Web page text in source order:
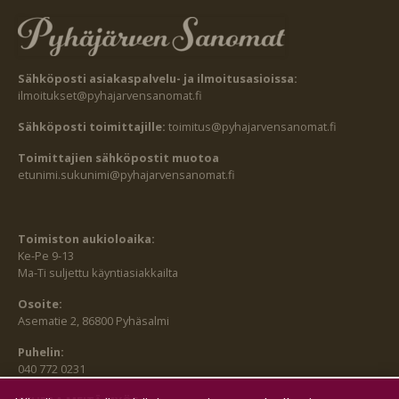
Sähköposti asiakaspalvelu- ja ilmoitusasioissa:
ilmoitukset@pyhajarvensanomat.fi
Sähköposti toimittajille: toimitus@pyhajarvensanomat.fi
Toimittajien sähköpostit muotoa
etunimi.sukunimi@pyhajarvensanomat.fi
Toimiston aukioloaika:
Ke-Pe 9-13
Ma-Ti suljettu käyntiasiakkailta
Osoite:
Asematie 2, 86800 Pyhäsalmi
Puhelin:
040 772 0231